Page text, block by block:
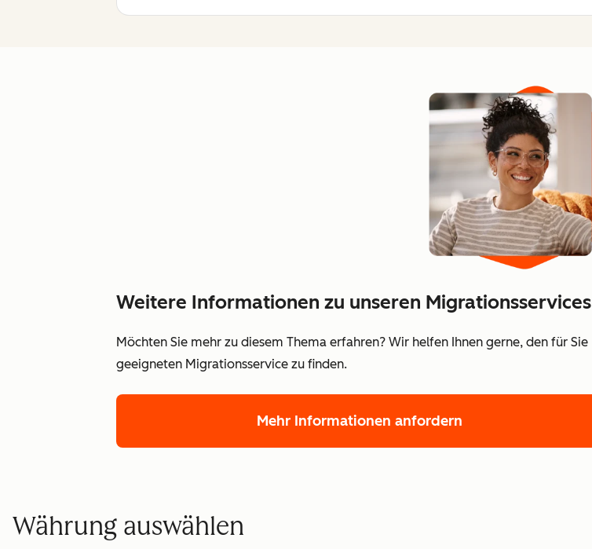
Weitere Informationen zu unseren Migrationsservices
Möchten Sie mehr zu diesem Thema erfahren? Wir helfen Ihnen gerne, den für Sie
geeigneten Migrationsservice zu finden.
Mehr Informationen anfordern
Währung auswählen